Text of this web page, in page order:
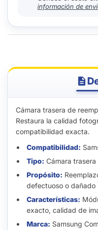
información de
Cámara trasera de
Restaura la calidad
compatibilidad exacta.
Compatibilidad:
Tipo: Cámara trasera
Propósito:
defectuoso o dañado
Características:
exacto, calidad de
Marca: Samsung